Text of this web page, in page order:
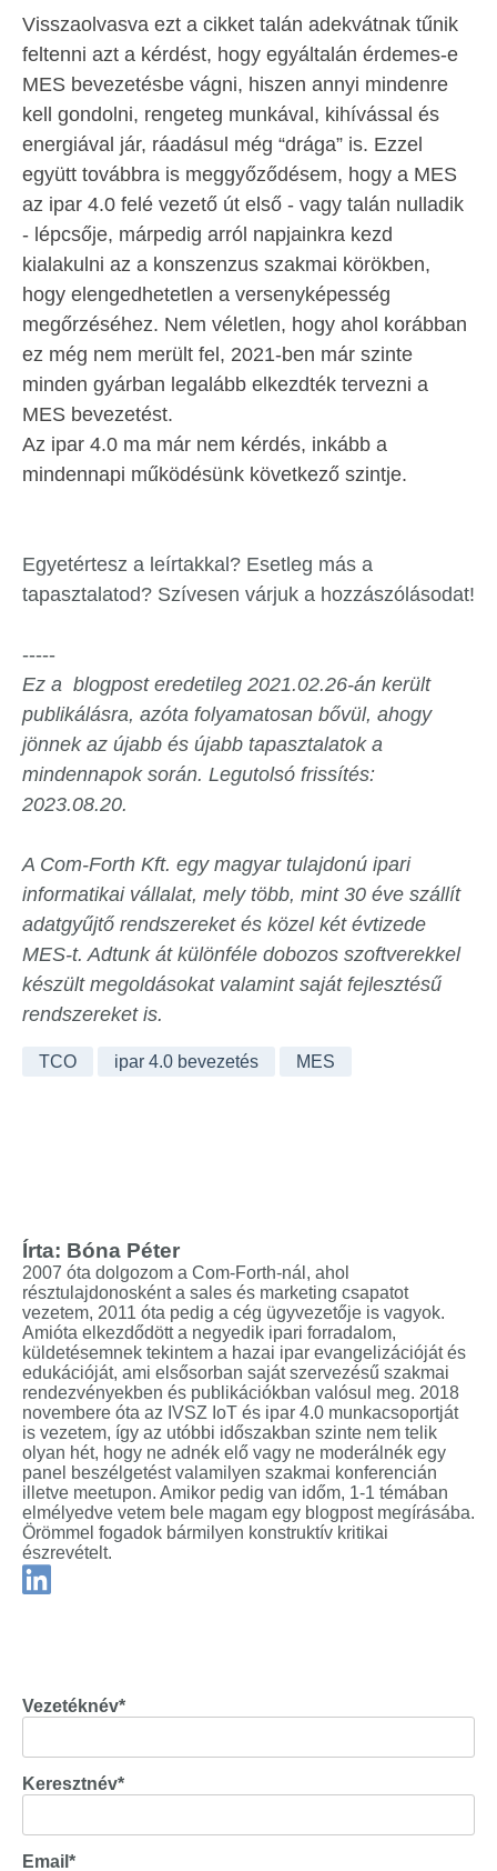
Visszaolvasva ezt a cikket talán adekvátnak tűnik
feltenni azt a kérdést, hogy egyáltalán érdemes-e
MES bevezetésbe vágni, hiszen annyi mindenre
kell gondolni, rengeteg munkával, kihívással és
energiával jár, ráadásul még “drága” is. Ezzel
együtt továbbra is meggyőződésem, hogy a MES
az ipar 4.0 felé vezető út első - vagy talán nulladik
- lépcsője, márpedig arról napjainkra kezd
kialakulni az a konszenzus szakmai körökben,
hogy elengedhetetlen a versenyképesség
megőrzéséhez. Nem véletlen, hogy ahol korábban
ez még nem merült fel, 2021-ben már szinte
minden gyárban legalább elkezdték tervezni a
MES bevezetést.
Az ipar 4.0 ma már nem kérdés, inkább a
mindennapi működésünk következő szintje.
Egyetértesz a leírtakkal? Esetleg más a
tapasztalatod? Szívesen várjuk a hozzászólásodat!
-----
Ez a blogpost eredetileg 2021.02.26-án került
publikálásra, azóta folyamatosan bővül, ahogy
jönnek az újabb és újabb tapasztalatok a
mindennapok során. Legutolsó frissítés:
2023.08.20.
A Com-Forth Kft. egy magyar tulajdonú ipari
informatikai vállalat, mely több, mint 30 éve szállít
adatgyűjtő rendszereket és közel két évtizede
MES-t. Adtunk át különféle dobozos szoftverekkel
készült megoldásokat valamint saját fejlesztésű
rendszereket is.
TCO ipar 4.0 bevezetés MES
Írta: Bóna Péter
2007 óta dolgozom a Com-Forth-nál, ahol
résztulajdonosként a sales és marketing csapatot
vezetem, 2011 óta pedig a cég ügyvezetője is vagyok.
Amióta elkezdődött a negyedik ipari forradalom,
küldetésemnek tekintem a hazai ipar evangelizációját és
edukációját, ami elsősorban saját szervezésű szakmai
rendezvényekben és publikációkban valósul meg. 2018
novembere óta az IVSZ IoT és ipar 4.0 munkacsoportját
is vezetem, így az utóbbi időszakban szinte nem telik
olyan hét, hogy ne adnék elő vagy ne moderálnék egy
panel beszélgetést valamilyen szakmai konferencián
illetve meetupon. Amikor pedig van időm, 1-1 témában
elmélyedve vetem bele magam egy blogpost megírásába.
Örömmel fogadok bármilyen konstruktív kritikai
észrevételt.
Vezetéknév*
Keresztnév*
Email *